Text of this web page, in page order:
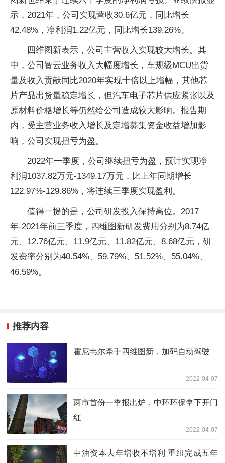
示，2021年，公司实现营收30.6亿元，同比增长
42.48%，净利润1.22亿元，同比增长139.26%。
四维图新表示，公司主营收入实现较大增长。其
中，公司智云业务收入大幅度增长，车规级MCU出货
量及收入贡献同比2020年实现十倍以上增幅，其他芯
片产品出货量稳定增长，但汽车电子芯片供应紧张以及
原材料价格增长等仍然给公司造成较大影响。报告期
内，受主营业务收入增长及定增募集资金收益增加影
响，公司实现扭亏为盈。
2022年一季度，公司继续扭亏为盈，预计实现净
利润1037.82万元-1349.17万元，比上年同期增长
122.97%-129.86%，将连续三季度实现盈利。
值得一提的是，公司研发投入保持高位。2017
年-2021年前三季度，四维图新研发费用分别为8.74亿
元、12.76亿元、11.9亿元、11.82亿元、8.68亿元，研
发费率分别为40.54%、59.79%、51.52%、55.04%、
46.59%。
推荐内容
霍尼韦尔牵手四维图新，加码自动驾驶
2022-04-07
两市首份一季报出炉，中环环保拿下开门
红
2022-04-07
中油资本去年增收不增利 重组完成五年